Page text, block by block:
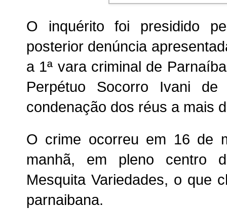
O inquérito foi presidido
posterior denúncia
a 1ª vara criminal de
Perpétuo Socorro Ivani de
condenação dos réus a mais
O crime ocorreu em 16 de
manhã, em pleno centro
Mesquita Variedades, o que
parnaibana.